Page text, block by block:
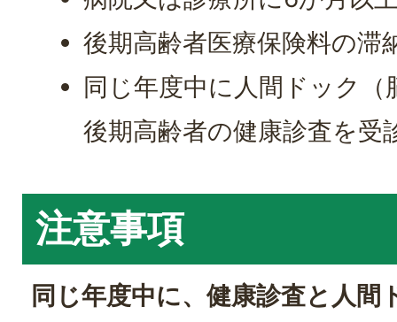
後期高齢者医療保険料の滞
同じ年度中に人間ドック
後期高齢者の健康診査を受
注意事項
同じ年度中に、健康診査と人間